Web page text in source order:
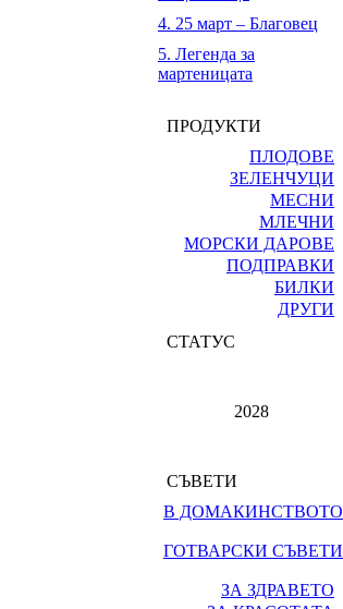
4. 25 март – Благовец
5. Легенда за
мартеницата
ПРОДУКТИ
ПЛОДОВЕ
ЗЕЛЕНЧУЦИ
МЕСНИ
МЛЕЧНИ
МОРСКИ ДАРОВЕ
ПОДПРАВКИ
БИЛКИ
ДРУГИ
СТАТУС
2028
СЪВЕТИ
В ДОМАКИНСТВОТО
ГОТВАРСКИ СЪВЕТИ
ЗА ЗДРАВЕТО